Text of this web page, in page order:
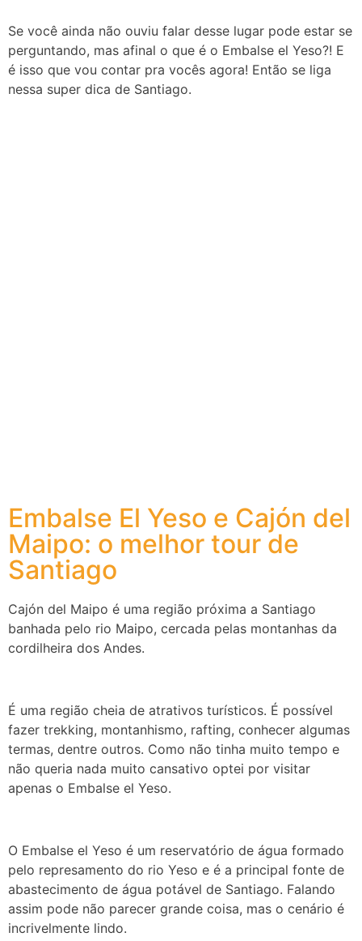
Se você ainda não ouviu falar desse lugar pode estar se
perguntando, mas afinal o que é o Embalse el Yeso?! E
é isso que vou contar pra vocês agora! Então se liga
nessa super dica de Santiago.
Embalse El Yeso e Cajón del
Maipo: o melhor tour de
Santiago
Cajón del Maipo é uma região próxima a Santiago
banhada pelo rio Maipo, cercada pelas montanhas da
cordilheira dos Andes.
É uma região cheia de atrativos turísticos. É possível
fazer trekking, montanhismo, rafting, conhecer algumas
termas, dentre outros. Como não tinha muito tempo e
não queria nada muito cansativo optei por visitar
apenas o Embalse el Yeso.
O Embalse el Yeso é um reservatório de água formado
pelo represamento do rio Yeso e é a principal fonte de
abastecimento de água potável de Santiago. Falando
assim pode não parecer grande coisa, mas o cenário é
incrivelmente lindo.